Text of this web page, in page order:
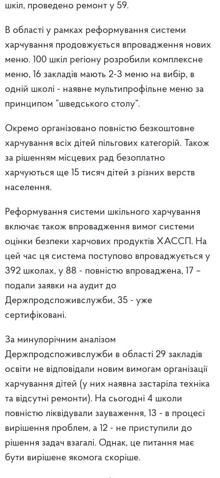
шкіл, проведено ремонт у 59.
В області у рамках реформування системи
харчування продовжується впровадження нових
меню. 100 шкіл регіону розробили комплексне
меню, 16 закладів мають 2-3 меню на вибір, в
одній школі - наявне мультипрофільне меню за
принципом “шведського столу”.
Окремо організовано повністю безкоштовне
харчування всіх дітей пільгових категорій. Також
за рішенням місцевих рад безоплатно
харчуються ще 15 тисяч дітей з різних верств
населення.
Реформування системи шкільного харчування
включає також впровадження вимог системи
оцінки безпеки харчових продуктів ХАССП. На
цей час ця система поступово впроваджується у
392 школах, у 88 - повністю впроваджена, 17 –
подали заявки на аудит до
Держпродспоживслужби, 35 - уже
сертифіковані.
За минулорічним аналізом
Держпродспоживслужби в області 29 закладів
освіти не відповідали новим вимогам організації
харчування дітей (у них наявна застаріла техніка
та відсутні ремонти). На сьогодні 4 школи
повністю ліквідували зауваження, 13 - в процесі
вирішення проблем, а 12 - не приступили до
рішення задач взагалі. Однак, це питання має
бути вирішене якомога скоріше.